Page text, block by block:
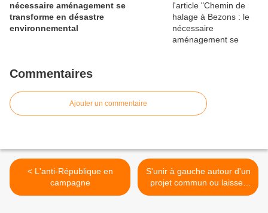
nécessaire aménagement se
transforme en désastre
environnemental
Commentaires
Ajouter un commentaire
< L'anti-République en
campagne
S'unir à gauche autour d'un
projet commun ou laisser
les droites détruire la